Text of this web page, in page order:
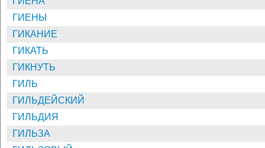
ГИЕНЫ
ГИКАНИЕ
ГИКАТЬ
ГИКНУТЬ
ГИЛЬ
ГИЛЬДЕЙСКИЙ
ГИЛЬДИЯ
ГИЛЬЗА